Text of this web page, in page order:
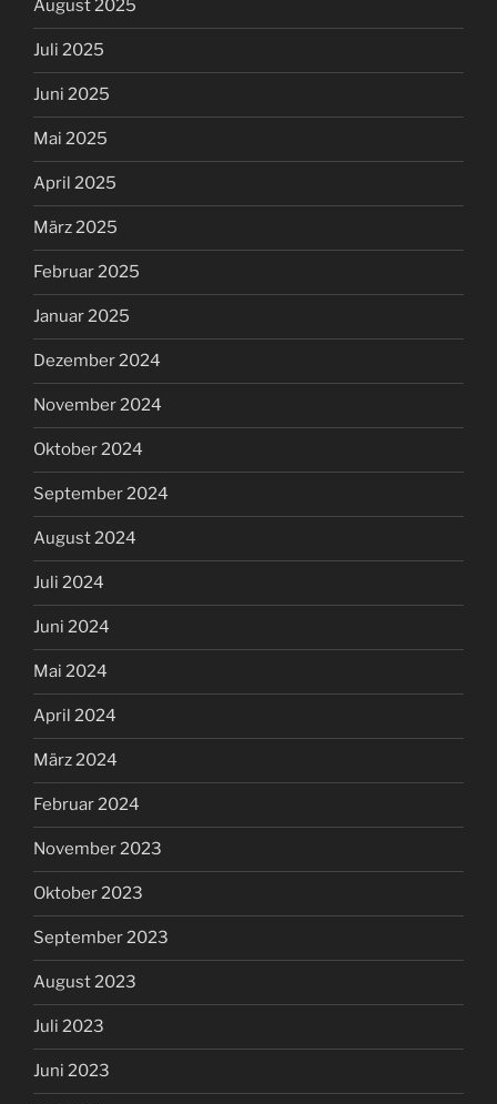
August 2025
Juli 2025
Juni 2025
Mai 2025
April 2025
März 2025
Februar 2025
Januar 2025
Dezember 2024
November 2024
Oktober 2024
September 2024
August 2024
Juli 2024
Juni 2024
Mai 2024
April 2024
März 2024
Februar 2024
November 2023
Oktober 2023
September 2023
August 2023
Juli 2023
Juni 2023